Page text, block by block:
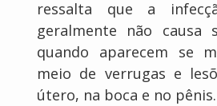
ressalta que a
geralmente não causa
quando aparecem se
meio de verrugas e
útero, na boca e no pênis.